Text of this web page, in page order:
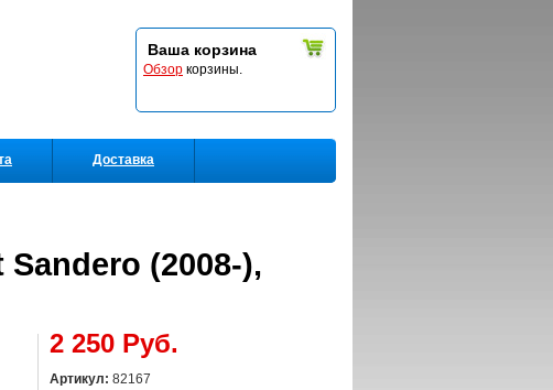
Ваша корзина
Обзор корзины.
(2008-),
2 250 Руб.
Артикул: 82167
Доставка